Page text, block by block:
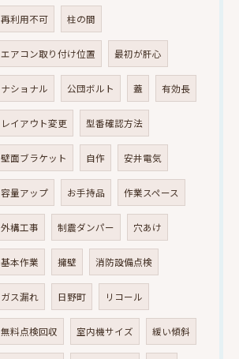
再利用不可 柱の間
エアコン取り付け位置 最初が肝心
ナショナル 公団ボルト 蓋 有効長
レイアウト変更 型番確認方法
壁面ブラケット 自作 安井電気
容量アップ お手持品 作業スペース
外構工事 制震ダンパー 穴あけ
基本作業 擁壁 消防設備点検
ガス漏れ 日野町 リコール
無料点検回収 室内機サイズ 緩い傾斜